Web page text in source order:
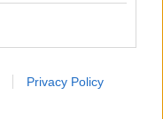
Privacy Policy